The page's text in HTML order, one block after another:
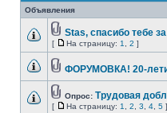
Объявления
Stas, спасибо тебе
[ На страницу: 1 2 ]
ФОРУМОВКА! 20-
Опрос: Трудовая
[ На страницу: 1 2 3 4 5 ]